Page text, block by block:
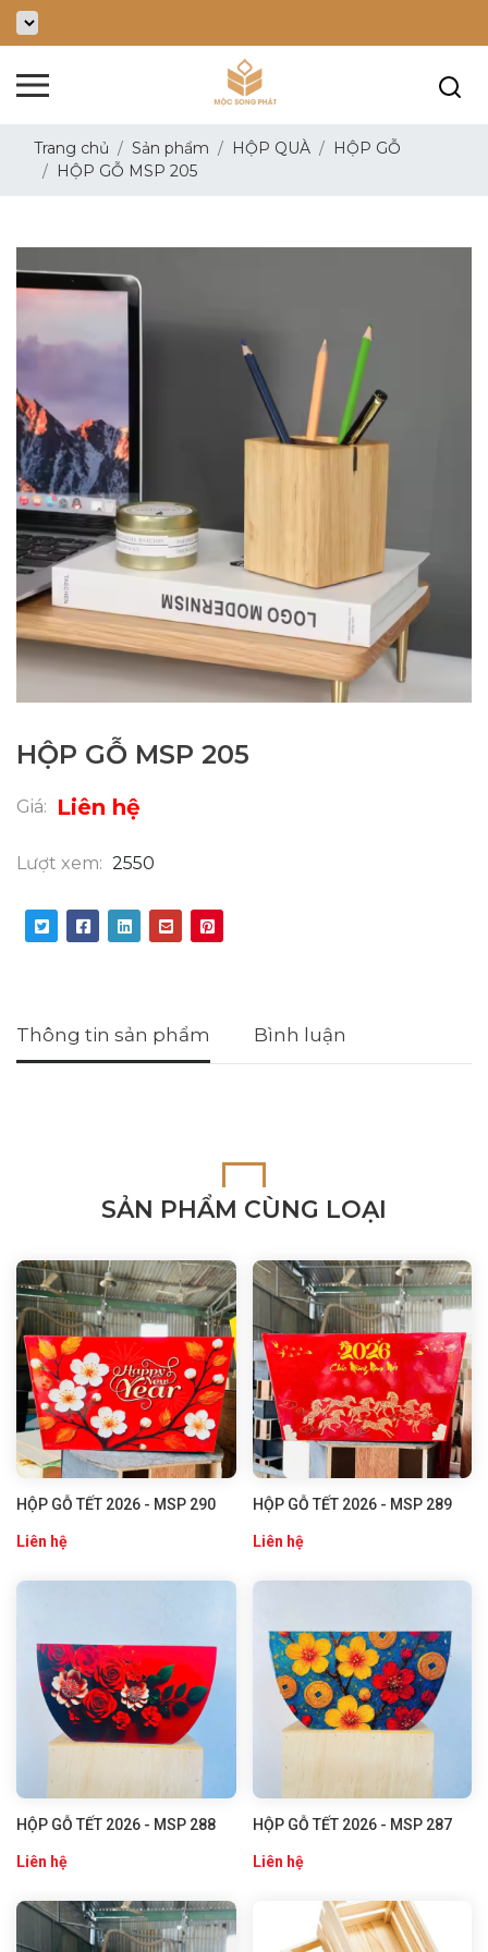
Trang chủ Sản phẩm HỘP QUÀ
HỘP GỖ
HỘP GỖ MSP 205
HỘP GỖ MSP 205
Giá: Liên hệ
Lượt xem: 2550
Thông tin sản phẩm Bình luận
SẢN PHẨM CÙNG LOẠI
HỘP GỖ TẾT 2026 - MSP 290
Liên hệ
HỘP GỖ TẾT 2026 - MSP 289
Liên hệ
HỘP GỖ TẾT 2026 - MSP 288
Liên hệ
HỘP GỖ TẾT 2026 - MSP 287
Liên hệ